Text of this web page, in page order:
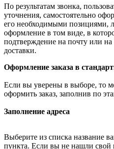
По результатам звонка,
уточнения, самостоятельно
его необходимыми позициями,
оформление в том виде, в
подтверждение на почту или
доставки.
Оформление заказа в
Если вы уверены в выборе, то
оформить заказ, заполнив по
Заполнение адреса
Выберите из списка название
пункта. Если вы не нашли свой